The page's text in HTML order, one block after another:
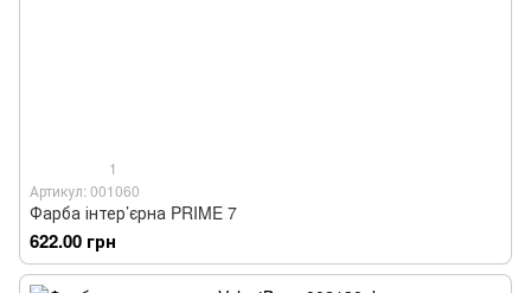
1
Артикул: 001060
Фарба інтер’єрна PRIME 7
622.00 грн